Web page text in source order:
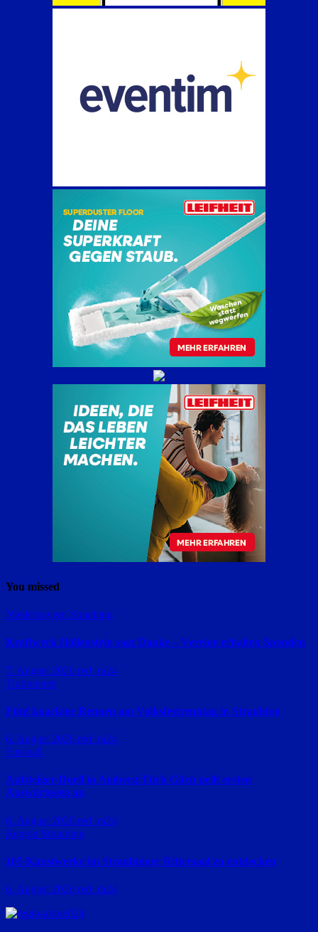
You missed
Niederbayern Straubing
Kraftwerk Höllenstein sagt Danke – Vereine erhalten Spenden
7. August 2026 red_ra24
Trabrennen
Fünf knackige Rennen am Volksfestrenntag in Straubing
6. August 2026 red_ra24
Fussball
Aufsteiger-Duell in Amberg:Türk Gücü peilt ersten
Auswärtssieg an
6. August 2026 red_ra24
Region Straubing
105 Kunstwerke im Straubinger Rittersaal zu entdecken
6. August 2026 red_ra24